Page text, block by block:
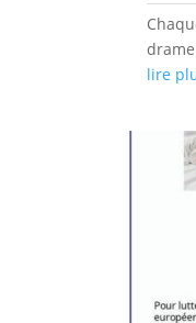
lire